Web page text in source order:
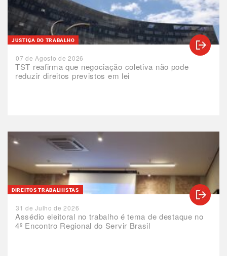
TST reafirma que negociação coletiva não pode
reduzir direitos previstos em lei
JUSTIÇA DO TRABALHO
07 de Agosto de 2026
Assédio eleitoral no trabalho é tema de destaque no
4º Encontro Regional do Servir Brasil
DIREITOS TRABALHISTAS
31 de Julho de 2026